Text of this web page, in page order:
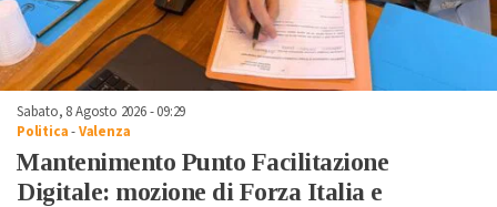
Sabato, 8 Agosto 2026 - 09:29
Politica-Valenza
Mantenimento Punto Facilitazione
Digitale: mozione di Forza Italia e